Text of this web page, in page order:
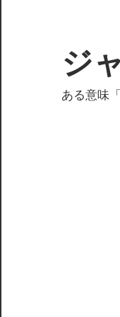
テ
ン
ツ
ジ
ある意味